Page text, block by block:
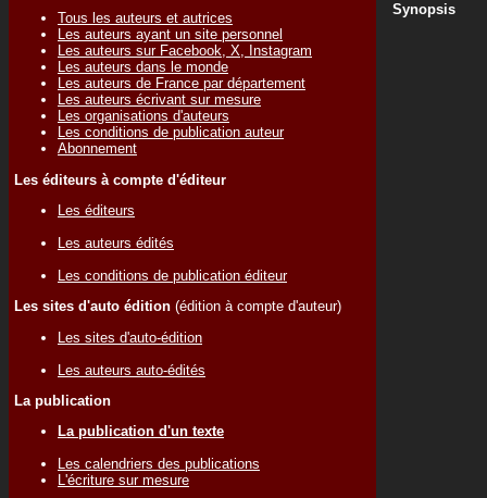
Tous les auteurs et autrices
Les auteurs ayant un site personnel
Les auteurs sur Facebook, X, Instagram
Les auteurs dans le monde
Les auteurs de France par département
Les auteurs écrivant sur mesure
Les organisations d'auteurs
Les conditions de publication auteur
Abonnement
Les éditeurs à compte d'éditeur
Les éditeurs
Les auteurs édités
Les conditions de publication éditeur
Les sites d'auto édition (édition à compte d'auteur)
Les sites d'auto-édition
Les auteurs auto-édités
La publication
La publication d'un texte
Les calendriers des publications
L'écriture sur mesure
Synopsis